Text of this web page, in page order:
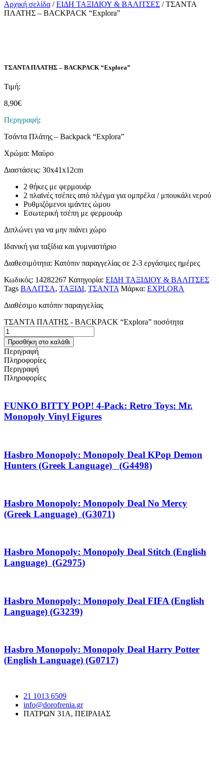
Αρχική σελίδα /ΕΙΔΗ ΤΑΞΙΔΙΟΥ & ΒΑΛΙΤΣΕΣ / ΤΣΑΝΤΑ
ΠΛΑΤΗΣ – BACKPACK “Explora”
ΤΣΑΝΤΑ ΠΛΑΤΗΣ – BACKPACK “Explora”
Τιμή:
8,90€
Περιγραφή:
Τσάντα Πλάτης – Backpack “Explora”
Χρώμα: Μαύρο
Διαστάσεις: 30x41x12cm
2 θήκες με φερμουάρ
2 πλαϊνές τσέπες από πλέγμα για ομπρέλα / μπουκάλι νερού
Ρυθμιζόμενοι ιμάντες ώμου
Εσωτερική τσέπη με φερμουάρ
Διπλώνει για να μην πιάνει χώρο
Ιδανική για ταξίδια και γυμναστήριο
Διαθεσιμότητα: Κατόπιν παραγγελίας σε 2-3 εργάσιμες ημέρες
Κωδικός: 14282267 Κατηγορία: ΕΙΔΗ ΤΑΞΙΔΙΟΥ & ΒΑΛΙΤΣΕΣ
Tags ΒΑΛΙΤΣΑ, ΤΑΞΙΔΙ, ΤΣΑΝΤΑ Μάρκα: EXPLORA
Διαθέσιμο κατόπιν παραγγελίας
ΤΣΑΝΤΑ ΠΛΑΤΗΣ - BACKPACK “Explora” ποσότητα
Προσθήκη στο καλάθι
Περιγραφή
Πληροφορίες
Περιγραφή
Πληροφορίες
FUNKO BITTY POP! 4-Pack: Retro Toys: Mr.
Monopoly Vinyl Figures
Hasbro Monopoly: Monopoly Deal KPop Demon
Hunters (Greek Language) (G4498)
Hasbro Monopoly: Monopoly Deal No Mercy
(Greek Language) (G3071)
Hasbro Monopoly: Monopoly Deal Stitch (English
Language) (G2975)
Hasbro Monopoly: Monopoly Deal FIFA (English
Language) (G3239)
Hasbro Monopoly: Monopoly Deal Harry Potter
(English Language) (G0717)
21 1013 6509
info@dorofrenia.gr
ΠΑΤΡΩΝ 31Α, ΠΕΙΡΑΙΑΣ